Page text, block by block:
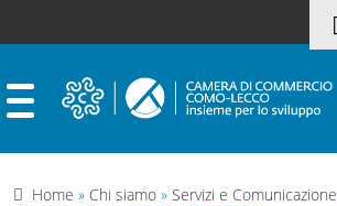
Home » Chi siamo » Servizi e Comunicazione